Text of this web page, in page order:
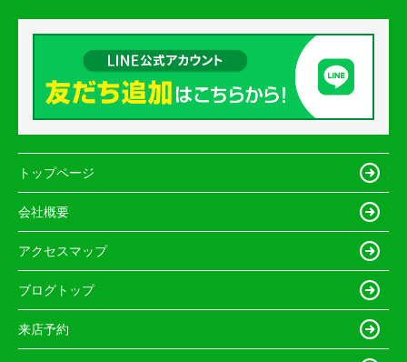
トップページ
会社概要
アクセスマップ
ブログトップ
来店予約